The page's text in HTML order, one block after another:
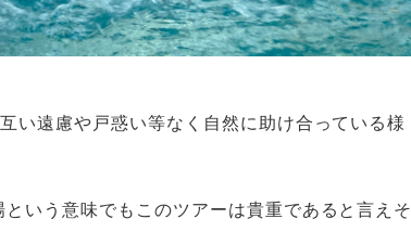
い遠慮や戸惑い等なく自然に助け合っている様
いう意味でもこのツアーは貴重であると言えそ